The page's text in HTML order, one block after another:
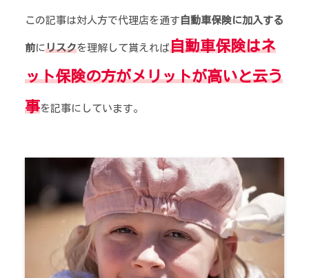
この記事は対人方で代理店を通す 自動車保険に加入する
前にリスクを理解して貰えれば自動車保険はネ
ット保険の方がメリットが高いと云う
事を記事にしています。